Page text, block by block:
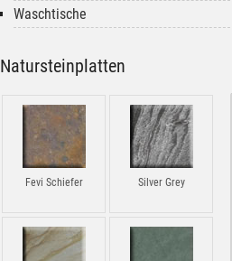
Waschtische
Natursteinplatten
Fevi Schiefer Silver Grey